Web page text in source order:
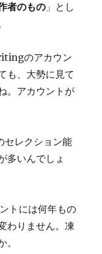
者のもの 」とし
のアカウン
も、大勢に見て
。アカウントが
レクション能
多いんでしょ
トには何年もの
わりません。凍